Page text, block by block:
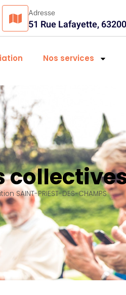
Adresse
51 Rue Lafayette,
Nos services
SAINT-PRIEST-DES-CHAMPS